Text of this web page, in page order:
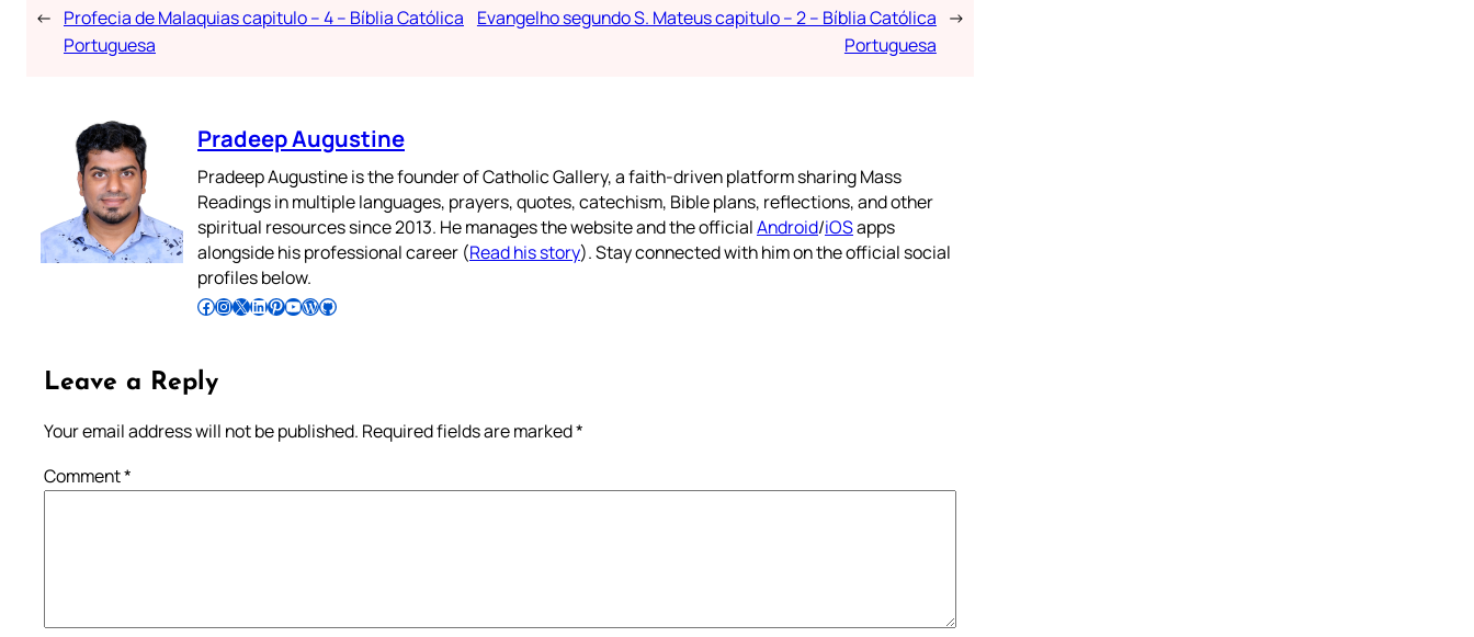
← Profecia de Malaquias capitulo – 4 – Bíblia Católica
Portuguesa
Evangelho segundo S. Mateus capitulo – 2 – Bíblia Católica
Portuguesa
→
Pradeep Augustine
Pradeep Augustine is the founder of Catholic Gallery, a faith-driven platform sharing Mass
Readings in multiple languages, prayers, quotes, catechism, Bible plans, reflections, and other
spiritual resources since 2013. He manages the website and the officialAndroid/iOSapps
alongside his professional career (Read his story). Stay connected with him on the official social
profiles below.
Follow Pradeep on Facebook Follow Pradeep on InstagramFollow Pradeep on X Follow Pradeep on LinkedIn Follow Pradeep on Pinterest Subscribe to Pradeep’s Youtube Channel Follow Pradeep on WordPress Follow Pradeep on GitHub
Leave a Reply
Your email address will not be published. Required fields are marked*
Comment*